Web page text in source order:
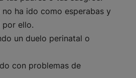
no ha ido como esperabas y
por ello.
un duelo perinatal o
con problemas de